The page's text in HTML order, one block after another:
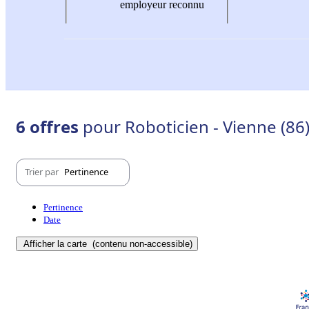
employeur reconnu
6 offres pour Roboticien - Vienne (86)
Trier par Pertinence
Pertinence
Date
Afficher la carte (contenu non-accessible)